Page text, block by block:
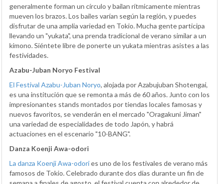
generalmente forman un círculo y bailan rítmicamente mientras
mueven los brazos. Los bailes varían según la región, y puedes
disfrutar de una amplia variedad en Tokio. Mucha gente participa
llevando un "yukata", una prenda tradicional de verano similar a un
kimono. Siéntete libre de ponerte un yukata mientras asistes a las
festividades.
Azabu-Juban Noryo Festival
El Festival Azabu-Juban Noryo, alojada por Azabujuban Shotengai,
es una institución que se remonta a más de 60 años. Junto con los
impresionantes stands montados por tiendas locales famosas y
nuevos favoritos, se venderán en el mercado "Oragakuni Jiman"
una variedad de especialidades de todo Japón, y habrá
actuaciones en el escenario "10-BANG".
Danza Koenji Awa-odori
La danza Koenji Awa-odories uno de los festivales de verano más
famosos de Tokio. Celebrado durante dos días durante un fin de